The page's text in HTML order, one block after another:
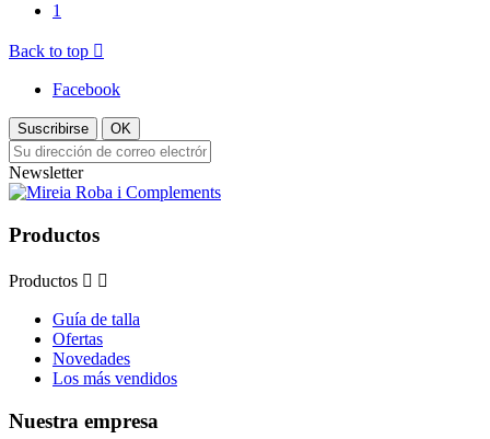
1
Back to top 
Facebook
Suscribirse OK
Newsletter
Productos
Productos  
Guía de talla
Ofertas
Novedades
Los más vendidos
Nuestra empresa